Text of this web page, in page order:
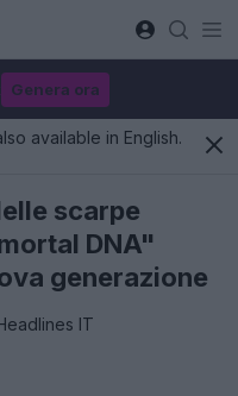
Genera ora
available in English.
scarpe
DNA"
generazione
IT